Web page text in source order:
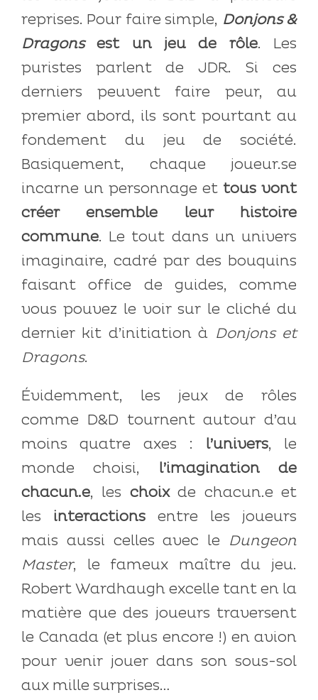
reprises. Pour faire simple, Donjons &
Dragonsest un jeu de rôle. Les
puristes parlent de JDR. Si ces
derniers peuvent faire peur, au
premier abord, ils sont pourtant au
fondement du jeu de société.
Basiquement, chaque joueur.se
incarne un personnage et tous vont
créer ensemble leur histoire
commune. Le tout dans un univers
imaginaire, cadré par des bouquins
faisant office de guides, comme
vous pouvez le voir sur le cliché du
dernier kit d’initiation à Donjons et
Dragons.
Évidemment, les jeux de rôles
comme D&D tournent autour d’au
moins quatre axes : l’univers, le
monde choisi, l’imagination de
chacun.e, les choixde chacun.e et
les interactions entre les joueurs
mais aussi celles avec le Dungeon
Master, le fameux maître du jeu.
Robert Wardhaugh excelle tant en la
matière que des joueurs traversent
le Canada (et plus encore !) en avion
pour venir jouer dans son sous-sol
aux mille surprises…